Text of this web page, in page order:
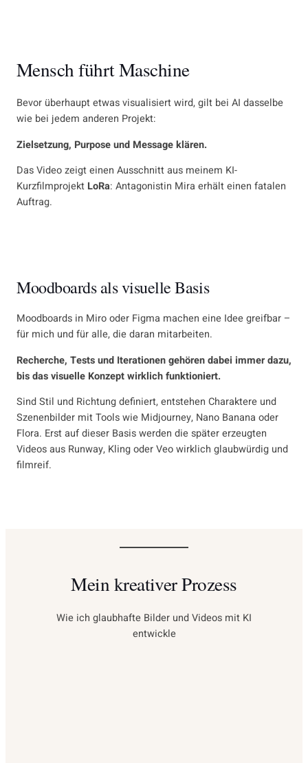
Mensch führt Maschine
Bevor überhaupt etwas visualisiert wird, gilt bei AI dasselbe
wie bei jedem anderen Projekt:
Zielsetzung, Purpose und Message klären.
Das Video zeigt einen Ausschnitt aus meinem KI-
Kurzfilmprojekt LoRa: Antagonistin Mira erhält einen fatalen
Auftrag.
Moodboards als visuelle Basis
Moodboards in Miro oder Figma machen eine Idee greifbar –
für mich und für alle, die daran mitarbeiten.
Recherche, Tests und Iterationen gehören dabei immer dazu,
bis das visuelle Konzept wirklich funktioniert.
Sind Stil und Richtung definiert, entstehen Charaktere und
Szenenbilder mit Tools wie Midjourney, Nano Banana oder
Flora. Erst auf dieser Basis werden die später erzeugten
Videos aus Runway, Kling oder Veo wirklich glaubwürdig und
filmreif.
Mein kreativer Prozess
Wie ich glaubhafte Bilder und Videos mit KI
entwickle